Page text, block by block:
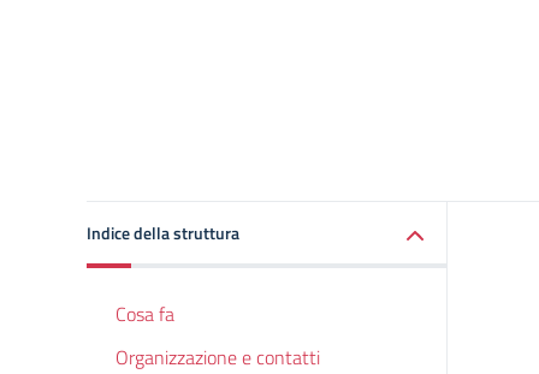
Indice della struttura
Cosa fa
Organizzazione e contatti